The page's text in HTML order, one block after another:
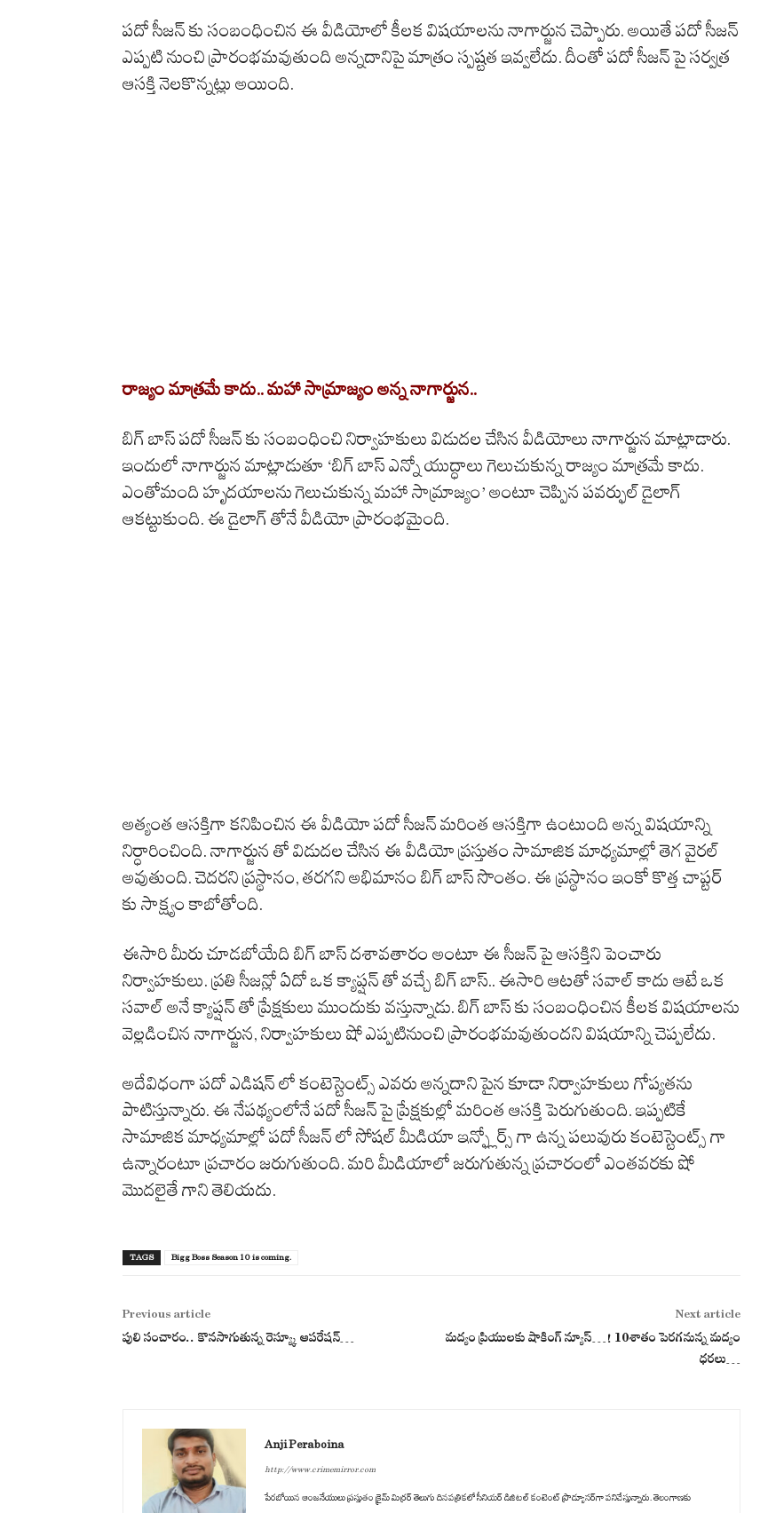
పదో సీజన్ కు సంబంధించిన ఈ వీడియోలో కీలక విషయాలను నాగార్జున చెప్పారు. అయితే పదో సీజన్
ఎప్పటి నుంచి ప్రారంభమవుతుంది అన్నదానిపై మాత్రం స్పష్టత ఇవ్వలేదు. దీంతో పదో సీజన్ పై సర్వత్ర
ఆసక్తి నెలకొన్నట్లు అయింది.
రాజ్యం మాత్రమే కాదు.. మహా సామ్రాజ్యం అన్న నాగార్జున..
బిగ్ బాస్ పదో సీజన్ కు సంబంధించి నిర్వాహకులు విడుదల చేసిన వీడియోలు నాగార్జున మాట్లాడారు.
ఇందులో నాగార్జున మాట్లాడుతూ ‘బిగ్ బాస్ ఎన్నో యుద్ధాలు గెలుచుకున్న రాజ్యం మాత్రమే కాదు.
ఎంతోమంది హృదయాలను గెలుచుకున్న మహా సామ్రాజ్యం’ అంటూ చెప్పిన పవర్ఫుల్ డైలాగ్
ఆకట్టుకుంది. ఈ డైలాగ్ తోనే వీడియో ప్రారంభమైంది.
అత్యంత ఆసక్తిగా కనిపించిన ఈ వీడియో పదో సీజన్ మరింత ఆసక్తిగా ఉంటుంది అన్న విషయాన్ని
నిర్ధారించింది. నాగార్జున తో విడుదల చేసిన ఈ వీడియో ప్రస్తుతం సామాజిక మాధ్యమాల్లో తెగ వైరల్
అవుతుంది. చెదరని ప్రస్థానం, తరగని అభిమానం బిగ్ బాస్ సొంతం. ఈ ప్రస్థానం ఇంకో కొత్త చాప్టర్
కు సాక్ష్యం కాబోతోంది.
ఈసారి మీరు చూడబోయేది బిగ్ బాస్ దశావతారం అంటూ ఈ సీజన్ పై ఆసక్తిని పెంచారు
నిర్వాహకులు. ప్రతి సీజన్లో ఏదో ఒక క్యాప్షన్ తో వచ్చే బిగ్ బాస్.. ఈసారి ఆటతో సవాల్ కాదు ఆటే ఒక
సవాల్ అనే క్యాప్షన్ తో ప్రేక్షకులు ముందుకు వస్తున్నాడు. బిగ్ బాస్ కు సంబంధించిన కీలక విషయాలను
వెల్లడించిన నాగార్జున, నిర్వాహకులు షో ఎప్పటినుంచి ప్రారంభమవుతుందని విషయాన్ని చెప్పలేదు.
అదేవిధంగా పదో ఎడిషన్ లో కంటెస్టెంట్స్ ఎవరు అన్నదాని పైన కూడా నిర్వాహకులు గోప్యతను
పాటిస్తున్నారు. ఈ నేపథ్యంలోనే పదో సీజన్ పై ప్రేక్షకుల్లో మరింత ఆసక్తి పెరుగుతుంది. ఇప్పటికే
సామాజిక మాధ్యమాల్లో పదో సీజన్ లో సోషల్ మీడియా ఇన్ఫ్లోర్స్ గా ఉన్న పలువురు కంటెస్టెంట్స్ గా
ఉన్నారంటూ ప్రచారం జరుగుతుంది. మరి మీడియాలో జరుగుతున్న ప్రచారంలో ఎంతవరకు షో
మొదలైతే గాని తెలియదు.
TAGS Bigg Boss Season 10 is coming.
Previous article
పులి సంచారం.. కొన‌సాగుతున్న రెస్య్కూ ఆప‌రేష‌న్‌…
Next article
మ‌ద్యం ప్రియుల‌కు షాకింగ్ న్యూస్‌…! 10శాతం పెర‌గ‌నున్న మ‌ద్యం
ధ‌ర‌లు…
Anji Peraboina
http://www.crimemirror.com
పేరబోయిన ఆంజనేయులు ప్రస్తుతం క్రైమ్ మిర్రర్ తెలుగు దినపత్రికలో సీనియర్ డిజిటల్ కంటెంట్ ప్రొడ్యూసర్‌గా పనిచేస్తున్నారు. తెలంగాణకు